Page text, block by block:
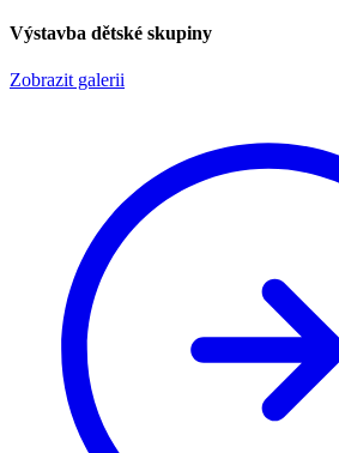
Výstavba dětské skupiny
Zobrazit galerii